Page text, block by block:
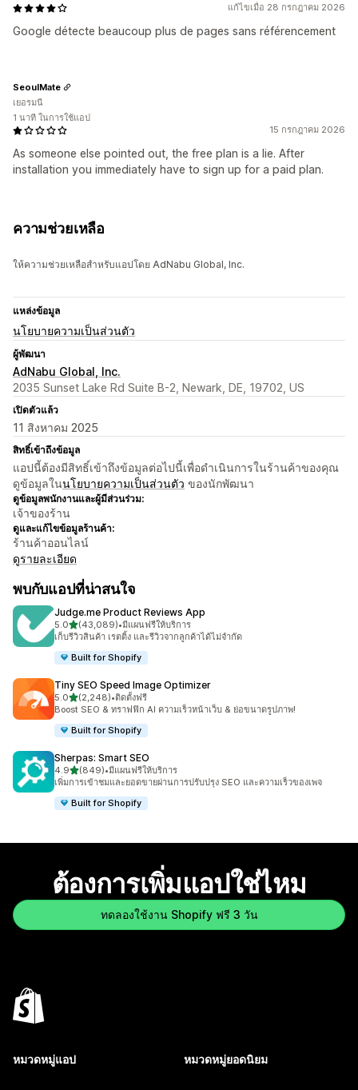
แก้ไขเมื่อ 28 กรกฎาคม 2026
Google détecte beaucoup plus de pages sans référencement
15 กรกฎาคม 2026
As someone else pointed out, the free plan is a lie. After
installation you immediately have to sign up for a paid plan.
SeoulMate
เยอรมนี
1 นาที ในการใช้แอป
ความช่วยเหลือ
ให้ความช่วยเหลือสำหรับแอปโดย AdNabu Global, Inc.
แหล่งข้อมูล
นโยบายความเป็นส่วนตัว
ผู้พัฒนา
AdNabu Global, Inc.
2035 Sunset Lake Rd Suite B-2, Newark, DE, 19702, US
เปิดตัวแล้ว
11 สิงหาคม 2025
สิทธิ์เข้าถึงข้อมูล
แอปนี้ต้องมีสิทธิ์เข้าถึงข้อมูลต่อไปนี้เพื่อดำเนินการในร้านค้าของคุณ
ดูข้อมูลในนโยบายความเป็นส่วนตัว ของนักพัฒนา
ดูข้อมูลพนักงานและผู้มีส่วนร่วม:
เจ้าของร้าน
ดูและแก้ไขข้อมูลร้านค้า:
ร้านค้าออนไลน์
ดูรายละเอียด
พบกับแอปที่น่าสนใจ
Judge.me Product Reviews App
5.0เต็ม 5 ดาว
(43,089)
ทั้งหมด 43089 รีวิว
•มีแผนฟรีให้บริการ
เก็บรีวิวสินค้า เรตติ้ง และรีวิวจากลูกค้าได้ไม่จำกัด
Built for Shopify
Tiny SEO Speed Image Optimizer
5.0เต็ม 5 ดาว
(2,248)
ทั้งหมด 2248 รีวิว
•ติดตั้งฟรี
Boost SEO & ทราฟฟิก AI ความเร็วหน้าเว็บ & ย่อขนาดรูปภาพ!
Built for Shopify
Sherpas: Smart SEO
4.9เต็ม 5 ดาว
(849)
ทั้งหมด 849 รีวิว
•มีแผนฟรีให้บริการ
เพิ่มการเข้าชมและยอดขายผ่านการปรับปรุง SEO และความเร็วของเพจ
Built for Shopify
ต้องการเพิ่มแอปใช่ไหม
ทดลองใช้งาน Shopify ฟรี 3 วัน
หมวดหมู่แอป หมวดหมู่ยอดนิยม